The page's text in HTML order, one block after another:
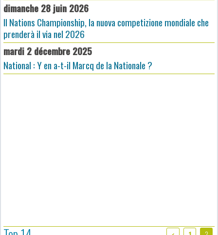
dimanche 28 juin 2026
Il Nations Championship, la nuova competizione mondiale che
prenderà il via nel 2026
mardi 2 décembre 2025
National : Y en a-t-il Marcq de la Nationale ?